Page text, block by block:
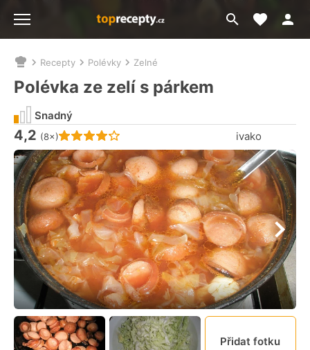
Přejít
na
Moje
Nacházíte
se
zde:
Recepty Polévky Zelné
Polévka ze zelí s párkem
Hodnocení receptu je
4,2 (8×) ivako
Snadný
Přidat fotku